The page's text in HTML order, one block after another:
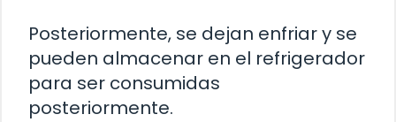
Posteriormente, se dejan enfriar y se
pueden almacenar en el refrigerador
para ser consumidas
posteriormente.